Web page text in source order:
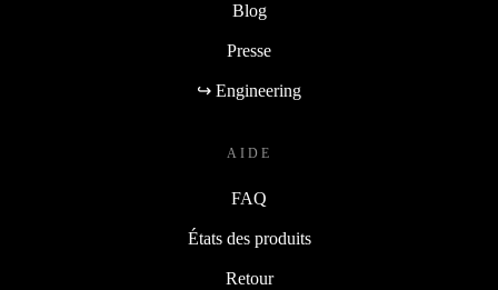
Blog
Presse
↪ Engineering
AIDE
FAQ
États des produits
Retour